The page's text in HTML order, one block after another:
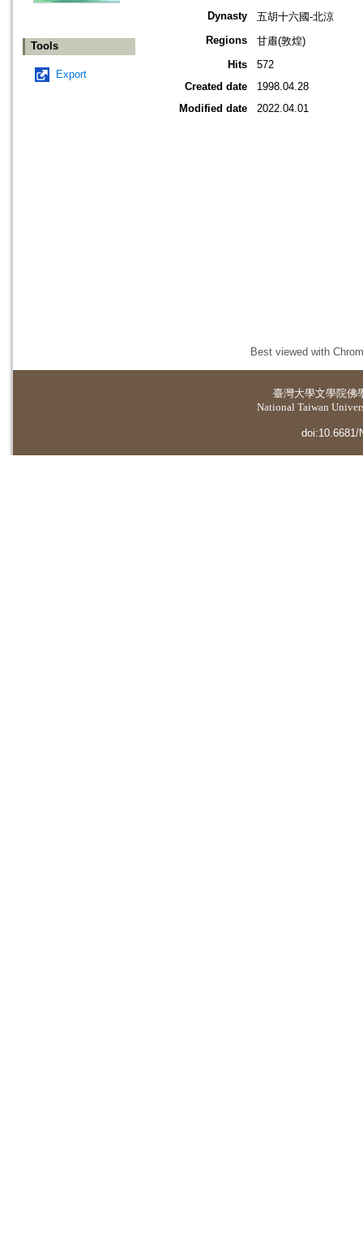
Tools
Export
Dynasty
五胡十六國-北涼
Regions
甘肅(敦煌)
Hits
572
Created date
1998.04.28
Modified date
2022.04.01
Best viewed with
臺灣大學文學院佛
National Taiwan
doi:10.6681/